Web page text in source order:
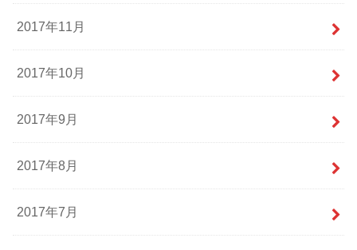
2017年11月
2017年10月
2017年9月
2017年8月
2017年7月